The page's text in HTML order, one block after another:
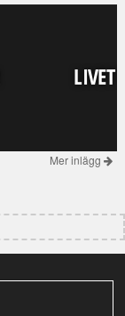
LIVET
Mer inlägg